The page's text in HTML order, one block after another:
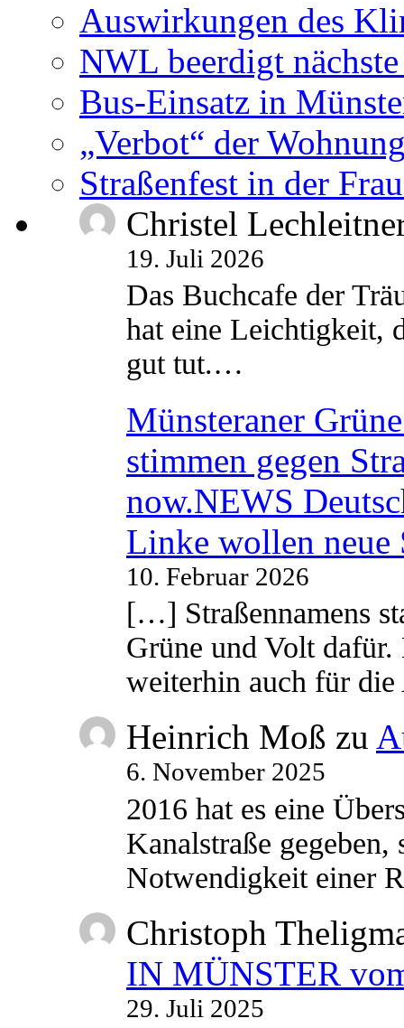
Auswirkungen des
NWL beerdigt
Bus-Einsatz in
„Verbot“ der
Straßenfest in der
Christel
19. Juli 2026
Das Buchcafe der
hat eine Leichtigkeit,
gut tut.…
Münsteraner
stimmen gegen
now.NEWS
Linke wollen neue
10. Februar 2026
[…] Straßennamens
Grüne und Volt
weiterhin auch für
Heinrich Moß zu
6. November 2025
2016 hat es eine
Kanalstraße
Notwendigkeit einer
Christoph
IN MÜNSTER
29. Juli 2025